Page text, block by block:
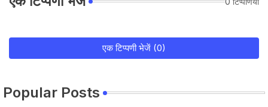
एक टिप्पणी भेजें (0)
Popular Posts